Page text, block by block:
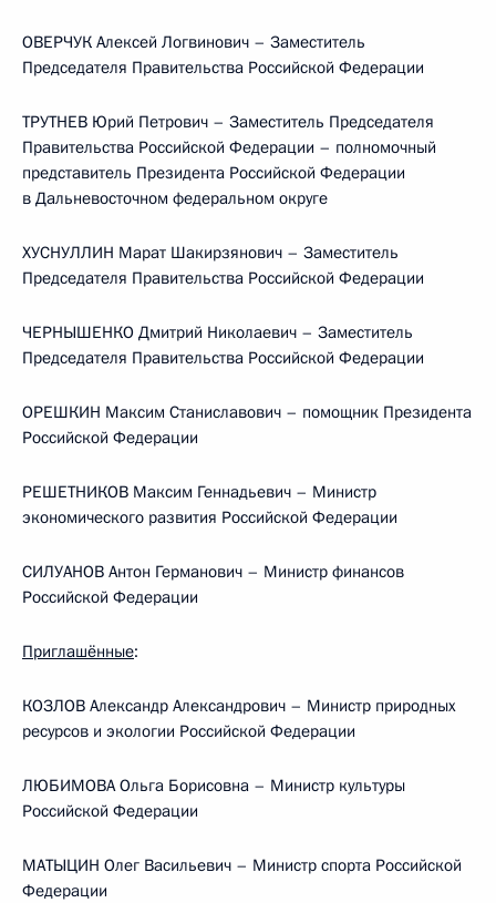
ОВЕРЧУК Алексей Логвинович – Заместитель
Председателя Правительства Российской Федерации
ТРУТНЕВ Юрий Петрович – Заместитель Председателя
Правительства Российской Федерации – полномочный
представитель Президента Российской Федерации
в Дальневосточном федеральном округе
ХУСНУЛЛИН Марат Шакирзянович – Заместитель
Председателя Правительства Российской Федерации
ЧЕРНЫШЕНКО Дмитрий Николаевич – Заместитель
Председателя Правительства Российской Федерации
ОРЕШКИН Максим Станиславович – помощник Президента
Российской Федерации
РЕШЕТНИКОВ Максим Геннадьевич – Министр
экономического развития Российской Федерации
СИЛУАНОВ Антон Германович – Министр финансов
Российской Федерации
Приглашённые:
КОЗЛОВ Александр Александрович – Министр природных
ресурсов и экологии Российской Федерации
ЛЮБИМОВА Ольга Борисовна – Министр культуры
Российской Федерации
МАТЫЦИН Олег Васильевич – Министр спорта Российской
Федерации